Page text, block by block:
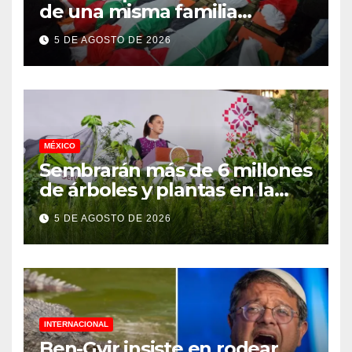
de una misma familia
asesinados durante el
genocidio
5 DE AGOSTO DE 2026
MÉXICO
Sembrarán más de 6 millones
de árboles y plantas en la
Jornada Nacional de
Reforestación 2026
5 DE AGOSTO DE 2026
INTERNACIONAL